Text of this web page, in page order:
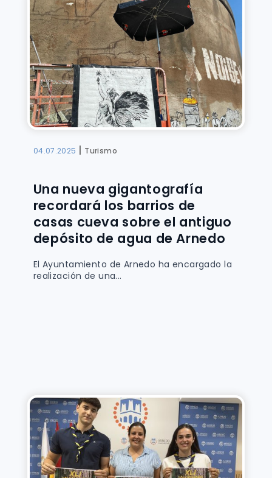
04.07.2025 | Turismo
Una nueva gigantografía
recordará los barrios de
casas cueva sobre el antiguo
depósito de agua de Arnedo
El Ayuntamiento de Arnedo ha encargado la
realización de una...